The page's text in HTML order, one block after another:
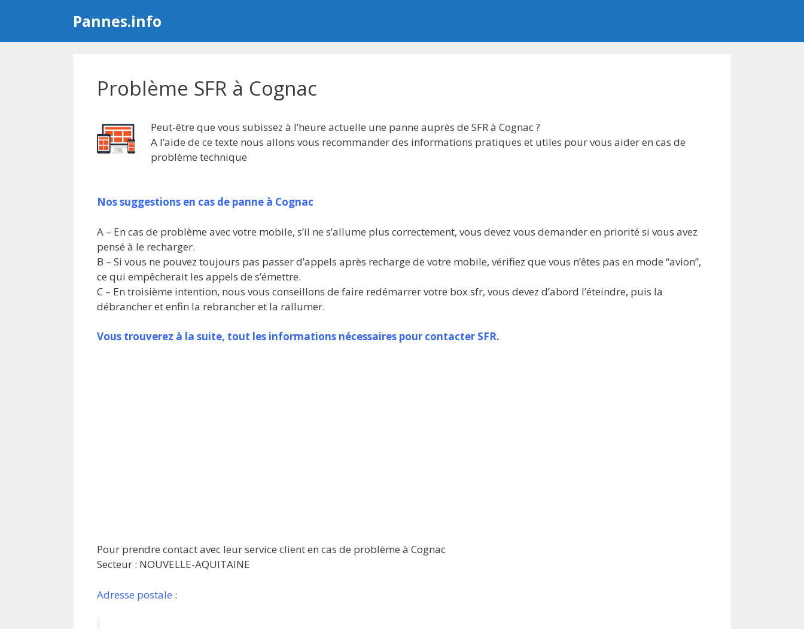
Pannes.info
Problème SFR à Cognac
Peut-être que vous subissez à l’heure actuelle une panne auprès de SFR à Cognac ?
A l’aide de ce texte nous allons vous recommander des informations pratiques et utiles pour vous aider en cas de
problème technique
Nos suggestions en cas de panne à Cognac
A – En cas de problème avec votre mobile, s’il ne s’allume plus correctement, vous devez vous demander en priorité si vous avez
pensé à le recharger.
B – Si vous ne pouvez toujours pas passer d’appels après recharge de votre mobile, vérifiez que vous n’êtes pas en mode “avion”,
ce qui empêcherait les appels de s’émettre.
C – En troisième intention, nous vous conseillons de faire redémarrer votre box sfr, vous devez d’abord l’éteindre, puis la
débrancher et enfin la rebrancher et la rallumer.
Vous trouverez à la suite, tout les informations nécessaires pour contacter SFR.
Pour prendre contact avec leur service client en cas de problème à Cognac
Secteur : NOUVELLE-AQUITAINE
Adresse postale :